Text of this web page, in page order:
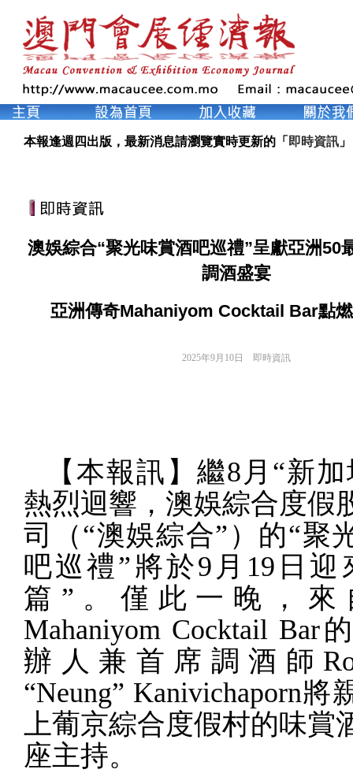
本報逢週四出版，最新消息請瀏覽實時更新的「 即時資訊 」
澳娛綜合“聚光味賞酒吧巡禮”呈獻亞洲50
調酒盛宴
亞洲傳奇Mahaniyom Cocktail Bar點
2025年9月10日 即時資訊
【本報訊】繼8 月“新
熱烈迴響，澳娛綜合度假
司（“澳娛綜合”）的“聚
吧巡禮”將於9 月 19 日 迎
篇”。僅此一晚，來
Mahaniyom Cocktail Bar
辦人兼首席調酒師
“Neung” Kanivichaporn將
上葡京綜合度假村的味賞
座主持。